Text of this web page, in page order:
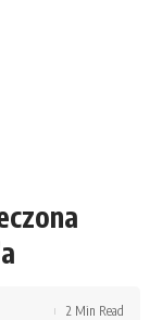
2 Min Read